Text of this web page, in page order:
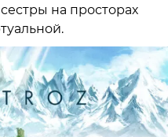
на просторах